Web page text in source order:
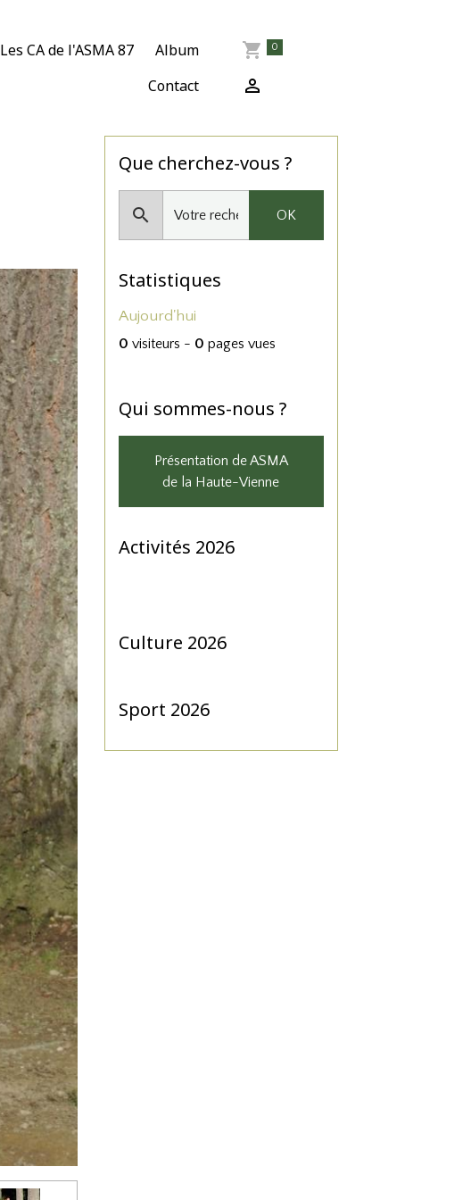
Les CA de l'ASMA 87
Album
Contact
0
Que cherchez-vous ?
OK
Statistiques
Aujourd'hui
0 visiteurs - 0 pages vues
Qui sommes-nous ?
Présentation de ASMA
de la Haute-Vienne
Activités 2026
Culture 2026
Sport 2026